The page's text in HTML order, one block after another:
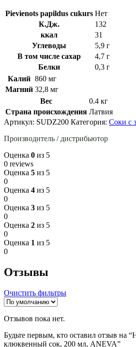
Pievienots papildus cukurs Нет
К.Дж.
132
ккал
31
Углеводы
5,9 г
В том числе сахар
4,7 г
Белки
0,3 г
Калий 860 мг
Магний 32,8 мг
Вес
0.4 кг
Страна происхождения Латвия
Артикул: SUDZ200 Категория: Соки с
Производитель / дистрибьютор
Оценка 0 из 5
0 reviews
Оценка 5 из 5
0
Оценка 4 из 5
0
Оценка 3 из 5
0
Оценка 2 из 5
0
Оценка 1 из 5
0
Отзывы
Очистить фильтры
Отзывов пока нет.
Будьте первым, кто оставил отзыв на
клюквенный сок, 200 мл, ANEVA”